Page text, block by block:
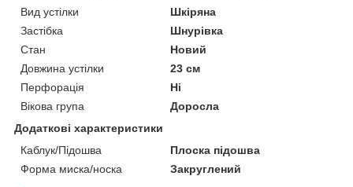
Вид устілки
Шкіряна
Застібка
Шнурівка
Стан
Новий
Довжина устілки
23 см
Перфорація
Ні
Вікова група
Доросла
Додаткові характеристики
Каблук/Підошва
Плоска підошва
Форма миска/носка
Закруглений